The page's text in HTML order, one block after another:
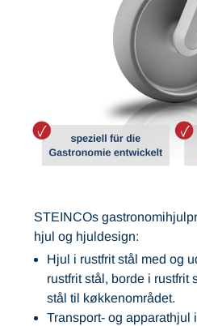
STEINCOs
hjul og hjuldesign:
Hjul i rustfrit stål med og
rustfrit stål, borde i rustfrit
stål til køkkenområdet.
Transport- og apparathjul